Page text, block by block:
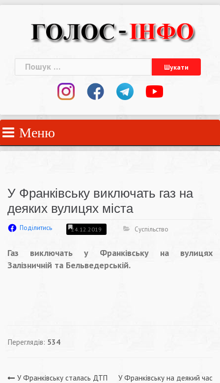
Пошук:
Меню
У Франківську виключать газ на
деяких вулицях міста
Поділитись 24.12.2019 Суспільство
Газ виключать у Франківську на вулицях
Залізничній та Бельведерській.
Переглядів: 534
У Франківську сталась ДТП
У Франківську на деякий час